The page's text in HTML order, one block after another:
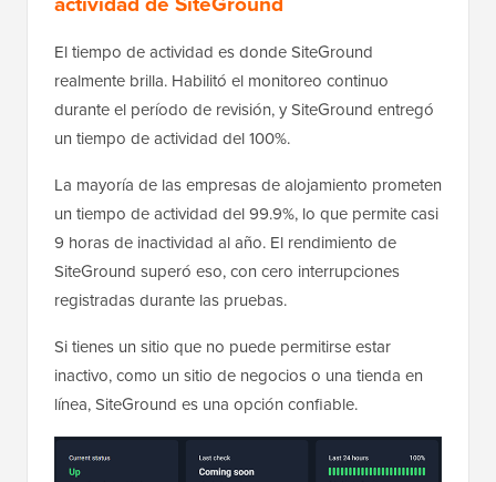
El tiempo de actividad es donde SiteGround
realmente brilla. Habilitó el monitoreo continuo
durante el período de revisión, y SiteGround entregó
un tiempo de actividad del 100%.
La mayoría de las empresas de alojamiento prometen
un tiempo de actividad del 99.9%, lo que permite casi
9 horas de inactividad al año. El rendimiento de
SiteGround superó eso, con cero interrupciones
registradas durante las pruebas.
Si tienes un sitio que no puede permitirse estar
inactivo, como un sitio de negocios o una tienda en
línea, SiteGround es una opción confiable.